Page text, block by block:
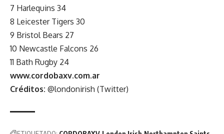
7 Harlequins 34
8 Leicester Tigers 30
9 Bristol Bears 27
10 Newcastle Falcons 26
11 Bath Rugby 24
www.cordobaxv.com.ar
Créditos: @londonirish (Twitter)